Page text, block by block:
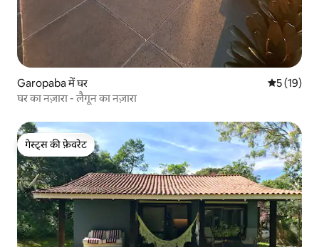
Garopaba में घर औसत रेटिंग
5 (19)
घर का नज़ारा - लैगून का नज़ारा
गेस्ट्स की फ़ेवरेट
गेस्ट्स की फ़ेवरेट